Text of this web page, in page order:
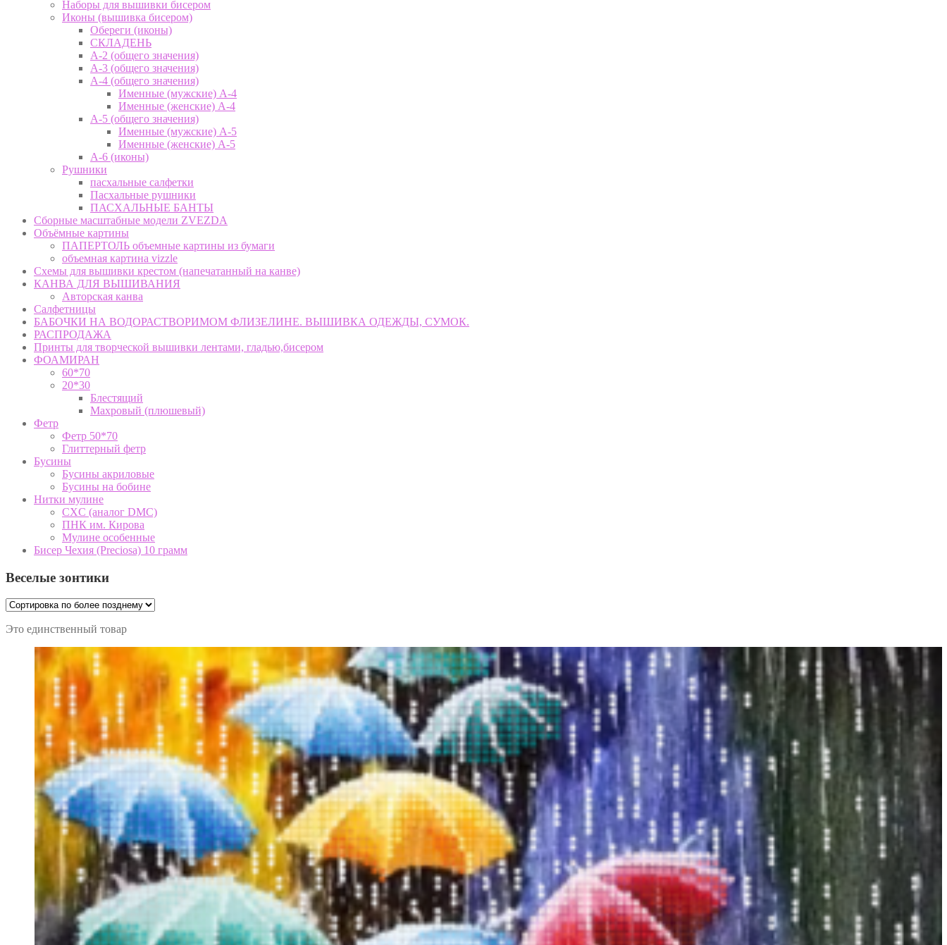
Наборы для вышивки бисером
Иконы (вышивка бисером)
Обереги (иконы)
СКЛАДЕНЬ
А-2 (общего значения)
А-3 (общего значения)
А-4 (общего значения)
Именные (мужские) А-4
Именные (женские) А-4
А-5 (общего значения)
Именные (мужские) А-5
Именные (женские) А-5
А-6 (иконы)
Рушники
пасхальные салфетки
Пасхальные рушники
ПАСХАЛЬНЫЕ БАНТЫ
Сборные масштабные модели ZVEZDA
Объёмные картины
ПАПЕРТОЛЬ объемные картины из бумаги
объемная картина vizzle
Схемы для вышивки крестом (напечатанный на канве)
КАНВА ДЛЯ ВЫШИВАНИЯ
Авторская канва
Салфетницы
БАБОЧКИ НА ВОДОРАСТВОРИМОМ ФЛИЗЕЛИНЕ. ВЫШИВКА ОДЕЖДЫ, СУМОК.
РАСПРОДАЖА
Принты для творческой вышивки лентами, гладью,бисером
ФОАМИРАН
60*70
20*30
Блестящий
Махровый (плюшевый)
Фетр
Фетр 50*70
Глиттерный фетр
Бусины
Бусины акриловые
Бусины на бобине
Нитки мулине
CXC (аналог DMC)
ПНК им. Кирова
Мулине особенные
Бисер Чехия (Preciosa) 10 грамм
Веселые зонтики
Это единственный товар